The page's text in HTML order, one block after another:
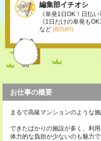
編集部イチオシ
《単発1日OK！日払
《1日だけの単発も
など (8/7UP!)
お仕事の概要
まるで高級マンションのような
できたばかりの施設が多く、利
体力的な負担が少ないのも魅力で